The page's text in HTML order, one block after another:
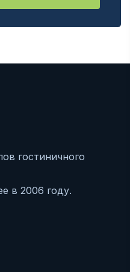
гостиничного
в 2006 году.